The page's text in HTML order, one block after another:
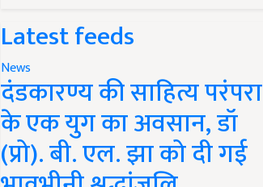
Latest feeds
News
दंडकारण्य की साहित्य परंपरा
के एक युग का अवसान, डॉ
(प्रो). बी. एल. झा को दी गई